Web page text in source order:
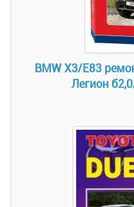
BMW X3/E83
Легион